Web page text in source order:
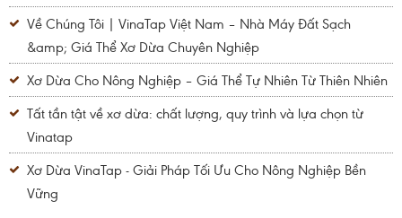
Về Chúng Tôi | VinaTap Việt Nam – Nhà Máy Đất Sạch
&amp; Giá Thể Xơ Dừa Chuyên Nghiệp
Xơ Dừa Cho Nông Nghiệp – Giá Thể Tự Nhiên Từ Thiên Nhiên
Tất tần tật về xơ dừa: chất lượng, quy trình và lựa chọn từ
Vinatap
Xơ Dừa VinaTap - Giải Pháp Tối Ưu Cho Nông Nghiệp Bền
Vững